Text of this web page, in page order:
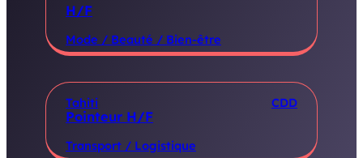
H/F
Mode / Beauté / Bien-être
Tahiti CDD
Pointeur H/F
Transport / Logistique